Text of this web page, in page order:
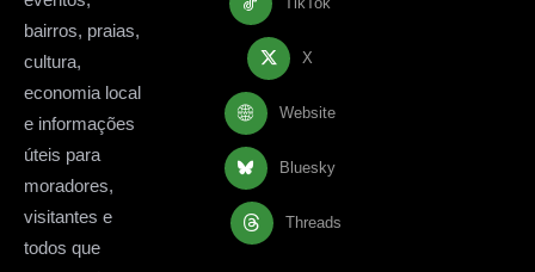
bairros, praias,
cultura,
economia local
e informações
úteis para
moradores,
visitantes e
todos que
X
Website
Bluesky
Threads